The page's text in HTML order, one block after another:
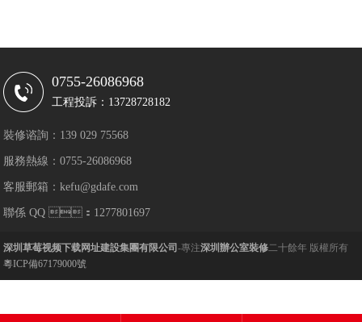
0755-26086968
工程投訴：13728728182
裝修谘詢：139 029 75568
服務熱線：0755-26086968
客服郵箱：kefu@gdafe.com
聯係 QQ ：1277801697
深圳草莓视频下载网址建設集團有限公司-專注深圳辦公室裝修二十餘年 版權所有
粵ICP備67179000號